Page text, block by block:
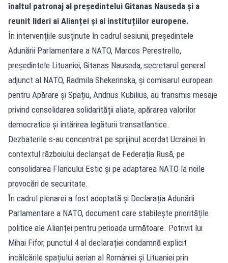
înaltul patronaj al președintelui Gitanas Nauseda și a
reunit lideri ai Alianței și ai instituțiilor europene.
În intervențiile susținute în cadrul sesiunii, președintele
Adunării Parlamentare a NATO, Marcos Perestrello,
președintele Lituaniei, Gitanas Nauseda, secretarul general
adjunct al NATO, Radmila Shekerinska, și comisarul european
pentru Apărare și Spațiu, Andrius Kubilius, au transmis mesaje
privind consolidarea solidarității aliate, apărarea valorilor
democratice și întărirea legăturii transatlantice.
Dezbaterile s-au concentrat pe sprijinul acordat Ucrainei în
contextul războiului declanșat de Federația Rusă, pe
consolidarea Flancului Estic și pe adaptarea NATO la noile
provocări de securitate.
În cadrul plenarei a fost adoptată și Declarația Adunării
Parlamentare a NATO, document care stabilește prioritățile
politice ale Alianței pentru perioada următoare. Potrivit lui
Mihai Fifor, punctul 4 al declarației condamnă explicit
încălcările spațiului aerian al României și Lituaniei prin